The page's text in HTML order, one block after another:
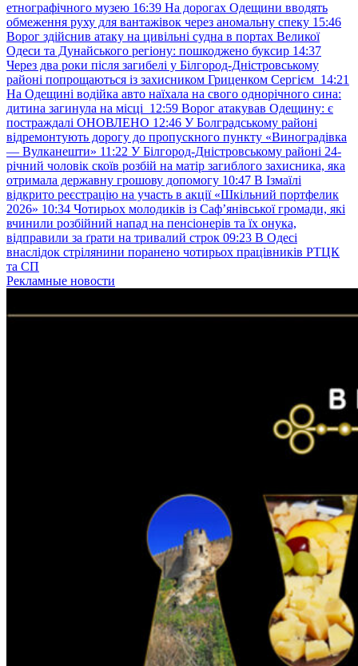
етнографічного музею 16:39 На дорогах Одещини вводять
обмеження руху для вантажівок через аномальну спеку 15:46
Ворог здійснив атаку на цивільні судна в портах Великої
Одеси та Дунайського регіону: пошкоджено буксир 14:37
Через два роки після загибелі у Білгород-Дністровському
районі попрощаються із захисником Гриценком Сергієм 14:21
На Одещині водійка авто наїхала на свого однорічного сина:
дитина загинула на місці 12:59 Ворог атакував Одещину: є
постраждалі ОНОВЛЕНО 12:46 У Болградському районі
відремонтують дорогу до пропускного пункту «Виноградівка
— Вулканешти» 11:22 У Білгород-Дністровському районі 24-
річний чоловік скоїв розбій на матір загиблого захисника, яка
отримала державну грошову допомогу 10:47 В Ізмаїлі
відкрито реєстрацію на участь в акції «Шкільний портфелик
2026» 10:34 Чотирьох молодиків із Саф’янівської громади, які
вчинили розбійний напад на пенсіонерів та їх онука,
відправили за ґрати на тривалий строк 09:23 В Одесі
внаслідок стрілянини поранено чотирьох працівників РТЦК
та СП
Рекламные новости